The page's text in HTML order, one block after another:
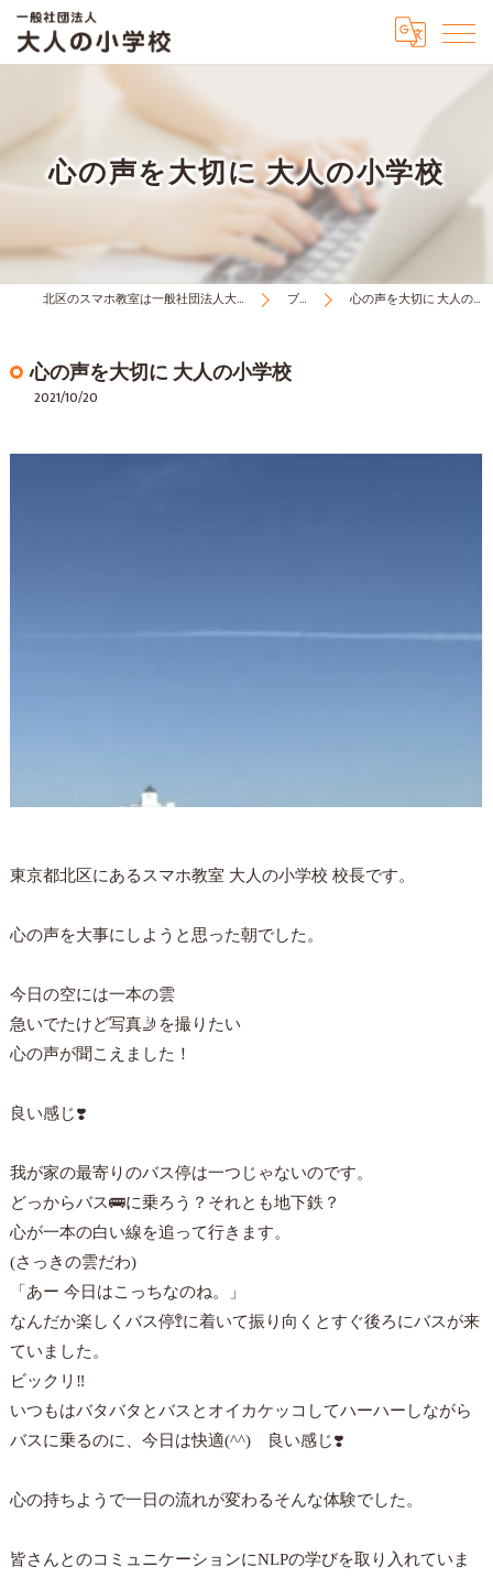
心の声を大切に 大人の小学校
北区のスマホ教室は一般社団法人大人の小学校 ブログ 心の声を大切に 大人の小学校
心の声を大切に 大人の小学校
2021/10/20
東京都北区にあるスマホ教室 大人の小学校 校長です。
心の声を大事にしようと思った朝でした。
今日の空には一本の雲
急いでたけど写真🤳 を撮りたい
心の声が聞こえました！
良い感じ❣️
我が家の最寄りのバス停は一つじゃないのです。
どっからバス🚌に乗ろう？それとも地下鉄？
心が一本の白い線を追って行きます。
(さっきの雲だわ)
「あー 今日はこっちなのね。」
なんだか楽しくバス停🚏に着いて振り向くとすぐ後ろにバスが来
ていました。
ビックリ‼️
いつもはバタバタとバスとオイカケッコしてハーハーしながら
バスに乗るのに、今日は快適(^^) 良い感じ❣️
心の持ちようで一日の流れが変わるそんな体験でした。
皆さんとのコミュニケーションにNLPの学びを取り入れていま